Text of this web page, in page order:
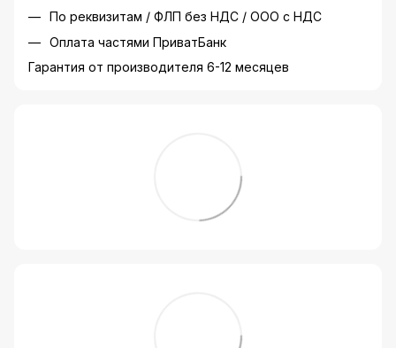
По реквизитам / ФЛП без НДС / ООО с НДС
Оплата частями ПриватБанк
Гарантия от производителя 6-12 месяцев